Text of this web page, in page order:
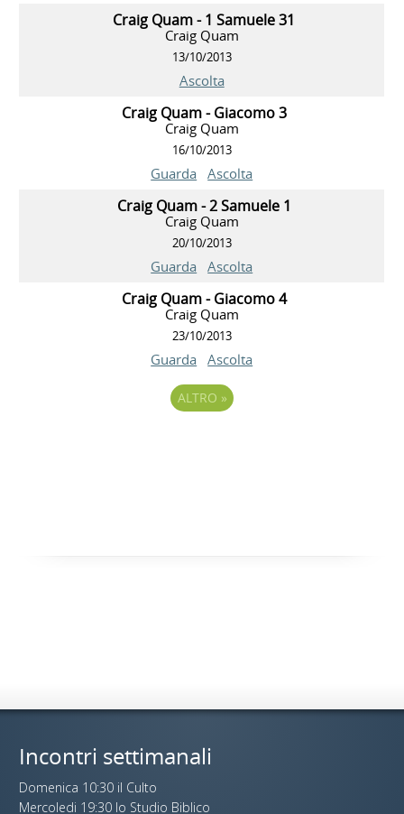
Craig Quam - 1 Samuele 31
Craig Quam
13/10/2013
Ascolta
Craig Quam - Giacomo 3
Craig Quam
16/10/2013
Guarda Ascolta
Craig Quam - 2 Samuele 1
Craig Quam
20/10/2013
Guarda Ascolta
Craig Quam - Giacomo 4
Craig Quam
23/10/2013
Guarda Ascolta
ALTRO »
Incontri settimanali
Domenica 10:30 il Culto
Mercoledi 19:30 lo Studio Biblico